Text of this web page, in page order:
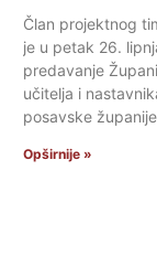
Član projektnog
je u petak 26.
predavanje
učitelja i
posavske
Opširnije »